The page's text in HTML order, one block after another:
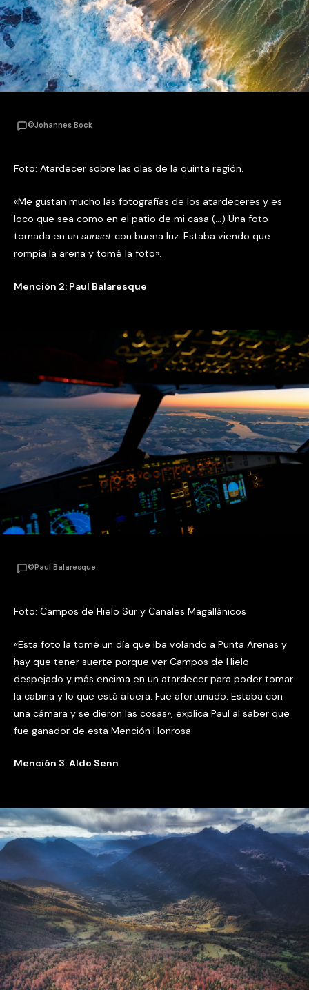
©Johannes Bock
Foto: Atardecer sobre las olas de la quinta región.
«Me gustan mucho las fotografías de los atardeceres y es
loco que sea como en el patio de mi casa (…) Una foto
tomada en un sunset con buena luz. Estaba viendo que
rompía la arena y tomé la foto».
Mención 2: Paul Balaresque
©Paul Balaresque
Foto: Campos de Hielo Sur y Canales Magallánicos
«Esta foto la tomé un día que iba volando a Punta Arenas y
hay que tener suerte porque ver Campos de Hielo
despejado y más encima en un atardecer para poder tomar
la cabina y lo que está afuera. Fue afortunado. Estaba con
una cámara y se dieron las cosas», explica Paul al saber que
fue ganador de esta Mención Honrosa.
Mención 3: Aldo Senn